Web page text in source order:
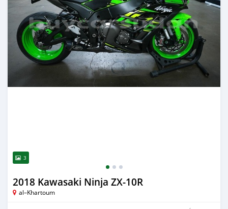
3
2018 Kawasaki Ninja ZX-10R
al–Khartoum